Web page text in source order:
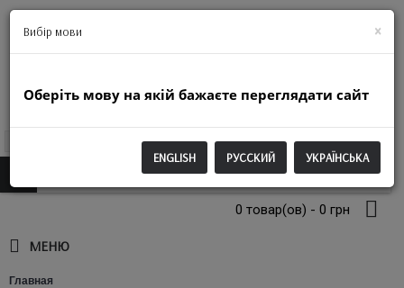
0 товар(ов) - 0 грн
МЕНЮ
Главная
Вибір мови ×
Оберіть мову на якій бажаєте переглядати сайт
ENGLISH РУССКИЙ УКРАЇНСЬКА